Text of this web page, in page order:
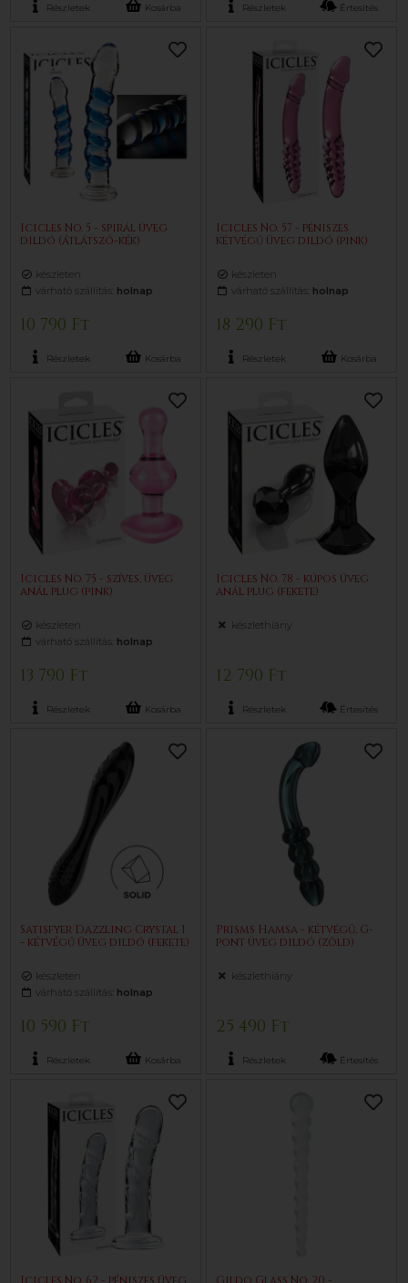
Részletek Kosárba Részletek Értesítés
Icicles No. 5 - spirál üveg
dildó (átlátszó-kék)
készleten
várható szállítás: holnap
10 790 Ft
Részletek Kosárba
Icicles No. 57 - péniszes
kétvégű üveg dildó (pink)
készleten
várható szállítás: holnap
18 290 Ft
Részletek Kosárba
Icicles No. 75 - szíves, üveg
anál plug (pink)
készleten
várható szállítás: holnap
13 790 Ft
Részletek Kosárba
Icicles No. 78 - kúpos üveg
anál plug (fekete)
készlethiány
12 790 Ft
Részletek Értesítés
Satisfyer Dazzling Crystal 1
- kétvégű üveg dildó (fekete)
készleten
várható szállítás: holnap
10 590 Ft
Részletek Kosárba
Prisms Hamsa - kétvégű, G-
pont üveg dildó (zöld)
készlethiány
25 490 Ft
Részletek Értesítés